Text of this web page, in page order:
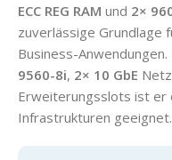
ECC REG RAM und 2×
zuverlässige Grundlage
Business-Anwendungen.
9560-8i, 2× 10 GbE
Erweiterungsslots ist er
Infrastrukturen geeignet.